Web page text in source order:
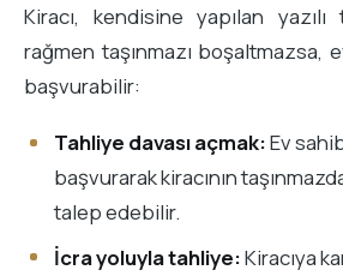
Kiracı, kendisine yapılan
rağmen taşınmazı boşaltmazsa,
başvurabilir:
Tahliye davası açmak:Ev
başvurarak kiracının
talep edebilir.
İcra yoluyla tahliye:Kiracıya